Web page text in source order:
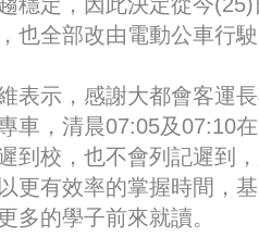
也全部改由電動公車行
表示，感謝大都會客運
車，清晨07:05及07:10
到校，也不會列記遲到
更有效率的掌握時間，
多的學子前來就讀。